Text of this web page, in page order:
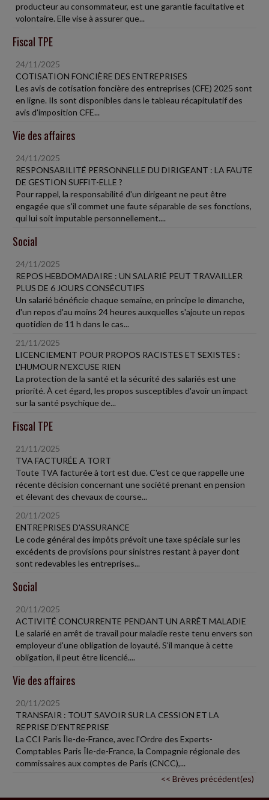
producteur au consommateur, est une garantie facultative et
volontaire. Elle vise à assurer que...
Fiscal TPE
24/11/2025
COTISATION FONCIÈRE DES ENTREPRISES
Les avis de cotisation foncière des entreprises (CFE) 2025 sont
en ligne. Ils sont disponibles dans le tableau récapitulatif des
avis d'imposition CFE...
Vie des affaires
24/11/2025
RESPONSABILITÉ PERSONNELLE DU DIRIGEANT : LA FAUTE
DE GESTION SUFFIT-ELLE ?
Pour rappel, la responsabilité d'un dirigeant ne peut être
engagée que s'il commet une faute séparable de ses fonctions,
qui lui soit imputable personnellement....
Social
24/11/2025
REPOS HEBDOMADAIRE : UN SALARIÉ PEUT TRAVAILLER
PLUS DE 6 JOURS CONSÉCUTIFS
Un salarié bénéficie chaque semaine, en principe le dimanche,
d'un repos d'au moins 24 heures auxquelles s'ajoute un repos
quotidien de 11 h dans le cas...
21/11/2025
LICENCIEMENT POUR PROPOS RACISTES ET SEXISTES :
L'HUMOUR N'EXCUSE RIEN
La protection de la santé et la sécurité des salariés est une
priorité. À cet égard, les propos susceptibles d'avoir un impact
sur la santé psychique de...
Fiscal TPE
21/11/2025
TVA FACTURÉE A TORT
Toute TVA facturée à tort est due. C'est ce que rappelle une
récente décision concernant une société prenant en pension
et élevant des chevaux de course...
20/11/2025
ENTREPRISES D'ASSURANCE
Le code général des impôts prévoit une taxe spéciale sur les
excédents de provisions pour sinistres restant à payer dont
sont redevables les entreprises...
Social
20/11/2025
ACTIVITÉ CONCURRENTE PENDANT UN ARRÊT MALADIE
Le salarié en arrêt de travail pour maladie reste tenu envers son
employeur d'une obligation de loyauté. S'il manque à cette
obligation, il peut être licencié....
Vie des affaires
20/11/2025
TRANSFAIR : TOUT SAVOIR SUR LA CESSION ET LA
REPRISE D'ENTREPRISE
La CCI Paris Île-de-France, avec l'Ordre des Experts-
Comptables Paris Île-de-France, la Compagnie régionale des
commissaires aux comptes de Paris (CNCC),...
<< Brèves précédent(es)